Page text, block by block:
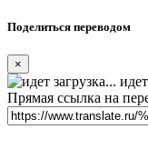
Поделиться переводом
×
Прямая ссылка на